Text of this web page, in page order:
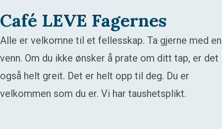
Café LEVE Fagernes
Alle er velkomne til et fellesskap. Ta gjerne med en
venn. Om du ikke ønsker å prate om ditt tap, er det
også helt greit. Det er helt opp til deg. Du er
velkommen som du er. Vi har taushetsplikt.